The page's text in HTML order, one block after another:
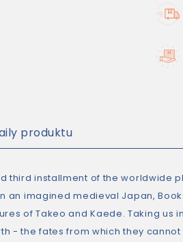
produktu
third installment of the worldwide
an imagined medieval Japan,
of Takeo and Kaede. Taking
- the fates from which they